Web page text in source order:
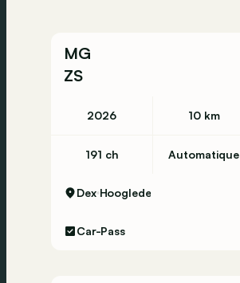
MG
ZS
2026 10 km
191 ch Automatique
Dex Hooglede
Car-Pass